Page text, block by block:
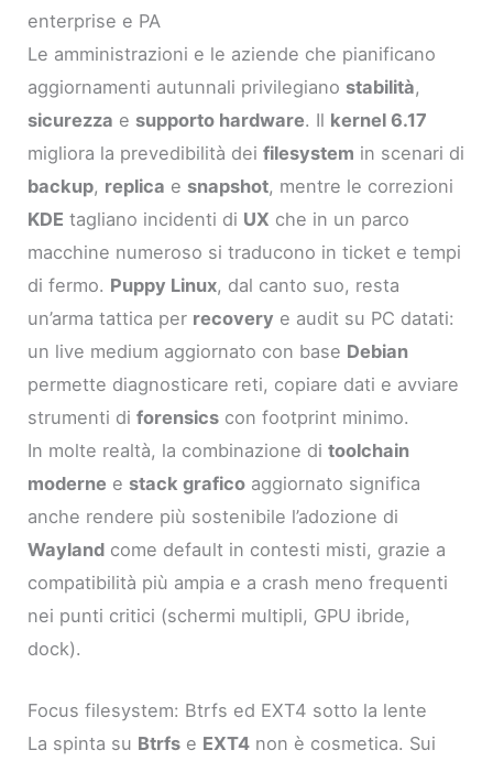
enterprise e PA
Le amministrazioni e le aziende che pianificano
aggiornamenti autunnali privilegiano stabilità,
sicurezza e supporto hardware. Il kernel 6.17
migliora la prevedibilità deifilesystem in scenari di
backup, replica e snapshot, mentre le correzioni
KDE tagliano incidenti di UX che in un parco
macchine numeroso si traducono in ticket e tempi
di fermo. Puppy Linux, dal canto suo, resta
un’arma tattica per recovery e audit su PC datati:
un live medium aggiornato con base Debian
permette diagnosticare reti, copiare dati e avviare
strumenti diforensics con footprint minimo.
In molte realtà, la combinazione ditoolchain
moderne e stack grafico aggiornato significa
anche rendere più sostenibile l’adozione di
Wayland come default in contesti misti, grazie a
compatibilità più ampia e a crash meno frequenti
nei punti critici (schermi multipli, GPU ibride,
dock).
Focus filesystem: Btrfs ed EXT4 sotto la lente
La spinta su Btrfs e EXT4 non è cosmetica. Sui